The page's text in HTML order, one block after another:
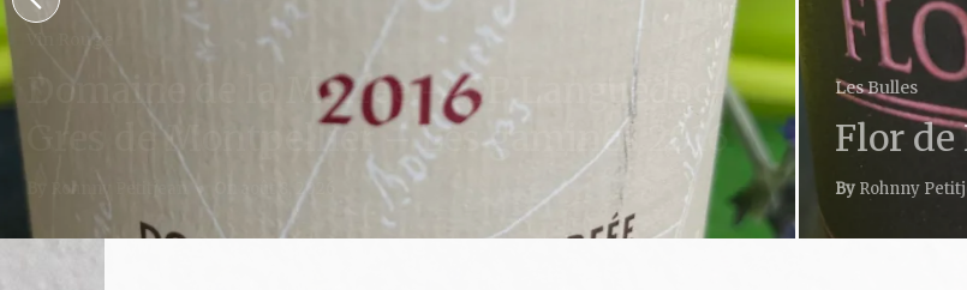
Les Bulles
Flor de Raïm – Cava Brut Rosé
Rohnny Petitjean août 8, 2026